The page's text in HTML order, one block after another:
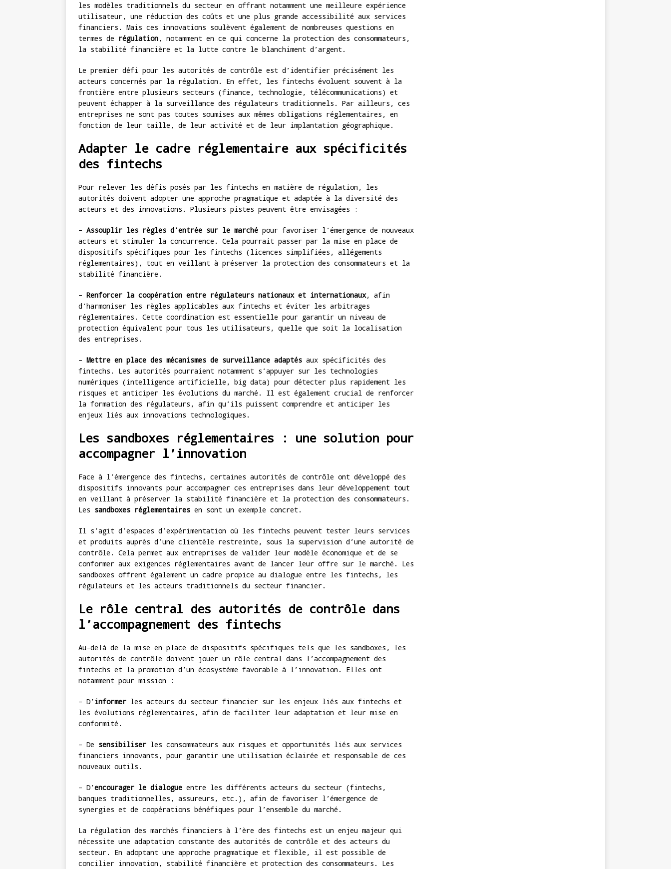
les modèles traditionnels du secteur en offrant notamment une meilleure expérience
utilisateur, une réduction des coûts et une plus grande accessibilité aux services
financiers. Mais ces innovations soulèvent également de nombreuses questions en
termes de régulation, notamment en ce qui concerne la protection des consommateurs,
la stabilité financière et la lutte contre le blanchiment d’argent.
Le premier défi pour les autorités de contrôle est d’identifier précisément les
acteurs concernés par la régulation. En effet, les fintechs évoluent souvent à la
frontière entre plusieurs secteurs (finance, technologie, télécommunications) et
peuvent échapper à la surveillance des régulateurs traditionnels. Par ailleurs, ces
entreprises ne sont pas toutes soumises aux mêmes obligations réglementaires, en
fonction de leur taille, de leur activité et de leur implantation géographique.
Adapter le cadre réglementaire aux spécificités
des fintechs
Pour relever les défis posés par les fintechs en matière de régulation, les
autorités doivent adopter une approche pragmatique et adaptée à la diversité des
acteurs et des innovations. Plusieurs pistes peuvent être envisagées :
– Assouplir les règles d’entrée sur le marché pour favoriser l’émergence de nouveaux
acteurs et stimuler la concurrence. Cela pourrait passer par la mise en place de
dispositifs spécifiques pour les fintechs (licences simplifiées, allégements
réglementaires), tout en veillant à préserver la protection des consommateurs et la
stabilité financière.
– Renforcer la coopération entre régulateurs nationaux et internationaux, afin
d’harmoniser les règles applicables aux fintechs et éviter les arbitrages
réglementaires. Cette coordination est essentielle pour garantir un niveau de
protection équivalent pour tous les utilisateurs, quelle que soit la localisation
des entreprises.
– Mettre en place des mécanismes de surveillance adaptés aux spécificités des
fintechs. Les autorités pourraient notamment s’appuyer sur les technologies
numériques (intelligence artificielle, big data) pour détecter plus rapidement les
risques et anticiper les évolutions du marché. Il est également crucial de renforcer
la formation des régulateurs, afin qu’ils puissent comprendre et anticiper les
enjeux liés aux innovations technologiques.
Les sandboxes réglementaires : une solution pour
accompagner l’innovation
Face à l’émergence des fintechs, certaines autorités de contrôle ont développé des
dispositifs innovants pour accompagner ces entreprises dans leur développement tout
en veillant à préserver la stabilité financière et la protection des consommateurs.
Les sandboxes réglementaires en sont un exemple concret.
Il s’agit d’espaces d’expérimentation où les fintechs peuvent tester leurs services
et produits auprès d’une clientèle restreinte, sous la supervision d’une autorité de
contrôle. Cela permet aux entreprises de valider leur modèle économique et de se
conformer aux exigences réglementaires avant de lancer leur offre sur le marché. Les
sandboxes offrent également un cadre propice au dialogue entre les fintechs, les
régulateurs et les acteurs traditionnels du secteur financier.
Le rôle central des autorités de contrôle dans
l’accompagnement des fintechs
Au-delà de la mise en place de dispositifs spécifiques tels que les sandboxes, les
autorités de contrôle doivent jouer un rôle central dans l’accompagnement des
fintechs et la promotion d’un écosystème favorable à l’innovation. Elles ont
notamment pour mission :
– D’informer les acteurs du secteur financier sur les enjeux liés aux fintechs et
les évolutions réglementaires, afin de faciliter leur adaptation et leur mise en
conformité.
– De sensibiliser les consommateurs aux risques et opportunités liés aux services
financiers innovants, pour garantir une utilisation éclairée et responsable de ces
nouveaux outils.
– D’encourager le dialogue entre les différents acteurs du secteur (fintechs,
banques traditionnelles, assureurs, etc.), afin de favoriser l’émergence de
synergies et de coopérations bénéfiques pour l’ensemble du marché.
La régulation des marchés financiers à l’ère des fintechs est un enjeu majeur qui
nécessite une adaptation constante des autorités de contrôle et des acteurs du
secteur. En adoptant une approche pragmatique et flexible, il est possible de
concilier innovation, stabilité financière et protection des consommateurs. Les